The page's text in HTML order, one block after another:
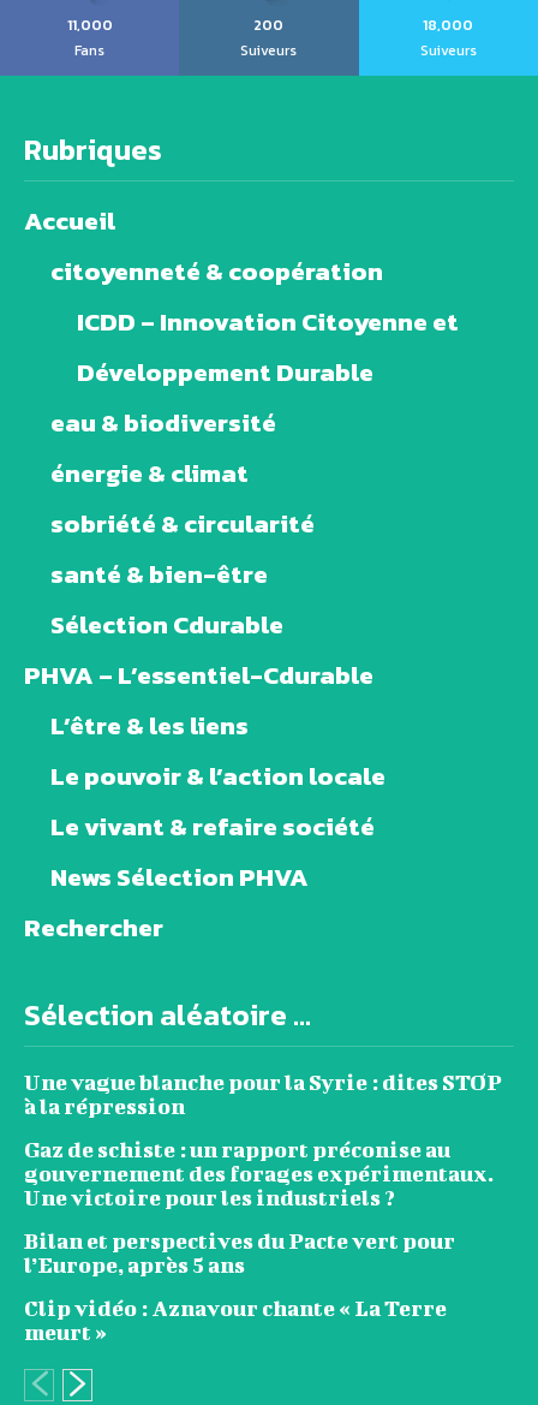
11,000
Fans
200
Suiveurs
18,000
Suiveurs
Rubriques
Accueil
citoyenneté & coopération
ICDD – Innovation Citoyenne et
Développement Durable
eau & biodiversité
énergie & climat
sobriété & circularité
santé & bien-être
Sélection Cdurable
PHVA – L’essentiel-Cdurable
L’être & les liens
Le pouvoir & l’action locale
Le vivant & refaire société
News Sélection PHVA
Rechercher
Sélection aléatoire ...
Une vague blanche pour la Syrie : dites STOP
à la répression
Gaz de schiste : un rapport préconise au
gouvernement des forages expérimentaux.
Une victoire pour les industriels ?
Bilan et perspectives du Pacte vert pour
l’Europe, après 5 ans
Clip vidéo : Aznavour chante « La Terre
meurt »